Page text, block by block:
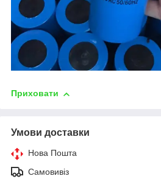
Приховати
Умови доставки
Нова Пошта
Самовивіз